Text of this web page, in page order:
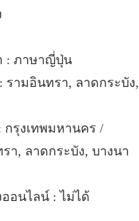
: ภาษาญี่ปุ่น
รามอินทรา, ลาดกระบัง,
กรุงเทพมหานคร /
า, ลาดกระบัง, บางนา
อนไลน์ : ไม่ได้